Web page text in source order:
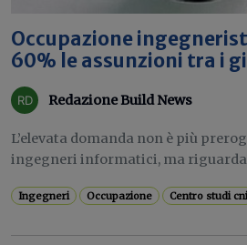
Occupazione
60% le assunzioni tra i
Redazione Build News
L’elevata domanda non è più
ingegneri informatici, ma
Ingegneri Occupazione Centro studi